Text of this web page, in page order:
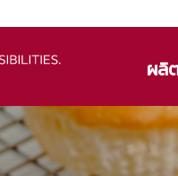
ผลิ